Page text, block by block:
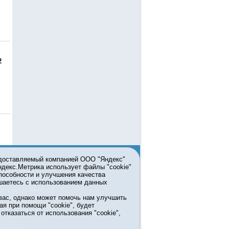
материалов ссылка
правительства Тюменской
от 13.10.2016 выдано
технологий и массовых
компанией ООО "Яндекс"
использует файлы "cookie"
и улучшения качества
с использованием данных
однако может помочь нам улучшить
при помощи "cookie", будет
от использования "cookie",